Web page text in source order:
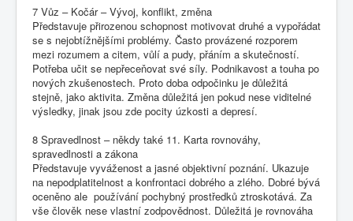
7 Vůz – Kočár – Vývoj, konflikt, změna
Představuje přirozenou schopnost motivovat druhé a vypořádat
se s nejobtížnějšími problémy. Často provázené rozporem
mezi rozumem a citem, vůlí a pudy, přáním a skutečností.
Potřeba učit se nepřeceňovat své síly. Podnikavost a touha po
nových zkušenostech. Proto doba odpočinku je důležitá
stejně, jako aktivita. Změna důležitá jen pokud nese viditelné
výsledky, jinak jsou zde pocity úzkosti a depresí.
8 Spravedlnost – někdy také 11. Karta rovnováhy,
spravedlnosti a zákona
Představuje vyváženost a jasné objektivní poznání. Ukazuje
na nepodplatitelnost a konfrontaci dobrého a zlého. Dobré bývá
oceněno ale používání pochybný prostředků ztroskotává. Za
vše člověk nese vlastní zodpovědnost. Důležitá je rovnováha